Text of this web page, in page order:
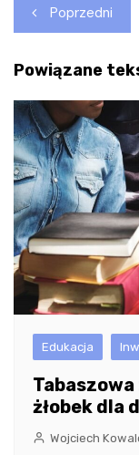
wpisu
Poprzedni
Powiązane
Edukacja
żłobek dla
Wojciech